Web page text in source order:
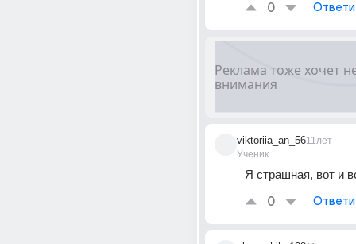
0
viktoriia_an_56
Ученик
11лет
Я страшная, вот и
0